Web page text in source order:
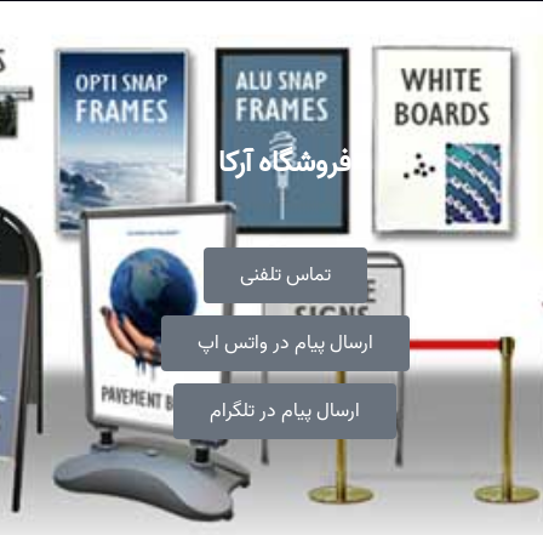
فروشگاه آرکا
تماس تلفنی
ارسال پیام در واتس اپ
ارسال پیام در تلگرام